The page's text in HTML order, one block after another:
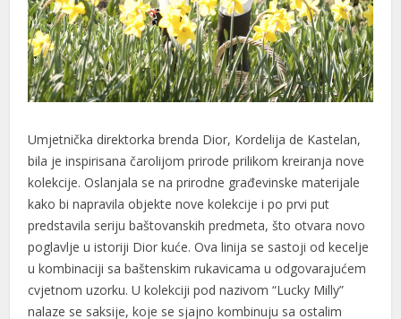
Umjetnička direktorka brenda Dior, Kordelija de Kastelan,
bila je inspirisana čarolijom prirode prilikom kreiranja nove
kolekcije. Oslanjala se na prirodne građevinske materijale
kako bi napravila objekte nove kolekcije i po prvi put
predstavila seriju baštovanskih predmeta, što otvara novo
poglavlje u istoriji Dior kuće. Ova linija se sastoji od kecelje
u kombinaciji sa baštenskim rukavicama u odgovarajućem
cvjetnom uzorku. U kolekciji pod nazivom “Lucky Milly”
nalaze se saksije, koje se sjajno kombinuju sa ostalim